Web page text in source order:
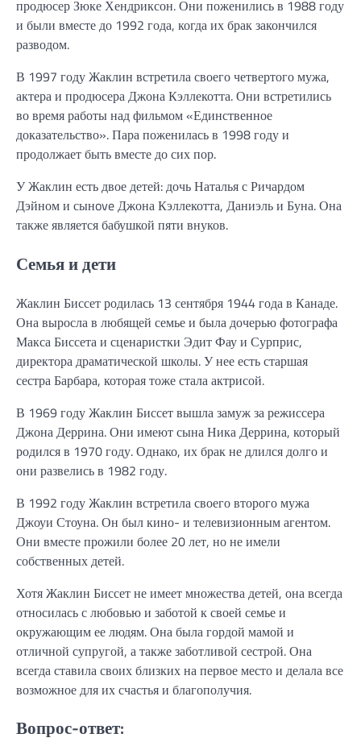
продюсер Зюке Хендриксон. Они поженились в 1988 году
и были вместе до 1992 года, когда их брак закончился
разводом.
В 1997 году Жаклин встретила своего четвертого мужа,
актера и продюсера Джона Кэллекотта. Они встретились
во время работы над фильмом «Единственное
доказательство». Пара поженилась в 1998 году и
продолжает быть вместе до сих пор.
У Жаклин есть двое детей: дочь Наталья с Ричардом
Дэйном и сынove Джона Кэллекотта, Даниэль и Буна. Она
также является бабушкой пяти внуков.
Семья и дети
Жаклин Биссет родилась 13 сентября 1944 года в Канаде.
Она выросла в любящей семье и была дочерью фотографа
Макса Биссета и сценаристки Эдит Фау и Сурприс,
директора драматической школы. У нее есть старшая
сестра Барбара, которая тоже стала актрисой.
В 1969 году Жаклин Биссет вышла замуж за режиссера
Джона Деррина. Они имеют сына Ника Деррина, который
родился в 1970 году. Однако, их брак не длился долго и
они развелись в 1982 году.
В 1992 году Жаклин встретила своего второго мужа
Джоуи Стоуна. Он был кино- и телевизионным агентом.
Они вместе прожили более 20 лет, но не имели
собственных детей.
Хотя Жаклин Биссет не имеет множества детей, она всегда
относилась с любовью и заботой к своей семье и
окружающим ее людям. Она была гордой мамой и
отличной супругой, а также заботливой сестрой. Она
всегда ставила своих близких на первое место и делала все
возможное для их счастья и благополучия.
Вопрос-ответ: